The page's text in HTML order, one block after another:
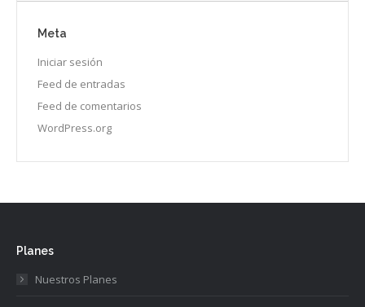
Meta
Iniciar sesión
Feed de entradas
Feed de comentarios
WordPress.org
Planes
Nuestros Planes